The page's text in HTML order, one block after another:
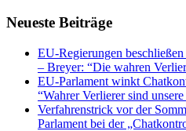
Neueste Beiträge
EU-Regierungen
– Breyer: “Die wahren
EU-Parlament winkt
“Wahrer Verlierer sind
Verfahrenstrick vor der
Parlament bei der